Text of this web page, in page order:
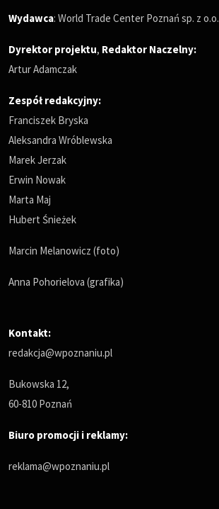
Wydawca: World Trade Center Poznań sp. z o.o.
Dyrektor projektu, Redaktor Naczelny:
Artur Adamczak
Zespół redakcyjny:
Franciszek Bryska
Aleksandra Wróblewska
Marek Jerzak
Erwin Nowak
Marta Maj
Hubert Śnieżek
Marcin Melanowicz (foto)
Anna Pohorielova (grafika)
Kontakt:
redakcja@wpoznaniu.pl
Bukowska 12,
60-810 Poznań
Biuro promocji i reklamy:
reklama@wpoznaniu.pl